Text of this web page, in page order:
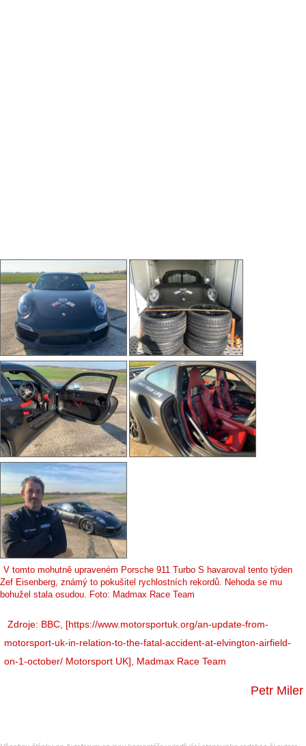
V tomto mohutně upraveném Porsche 911 Turbo S havaroval tento týden
Zef Eisenberg, známý to pokušitel rychlostních rekordů. Nehoda se mu
bohužel stala osudou. Foto: Madmax Race Team
Zdroje: BBC , [https://www.motorsportuk.org/an-update-from-
motorsport-uk-in-relation-to-the-fatal-accident-at-elvington-airfield-
on-1-october/ Motorsport UK], Madmax Race Team
Petr Miler